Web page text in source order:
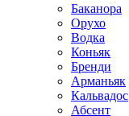
Баканора
Орухо
Водка
Коньяк
Бренди
Арманьяк
Кальвадос
Абсент